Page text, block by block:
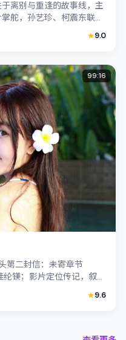
离别与重逢的故事线，主
舵，孙艺珍、柯震东联合
理紧...
9.0
99:16
第二封信：未寄章节
纶镁；影片定位传记，叙事
9.6